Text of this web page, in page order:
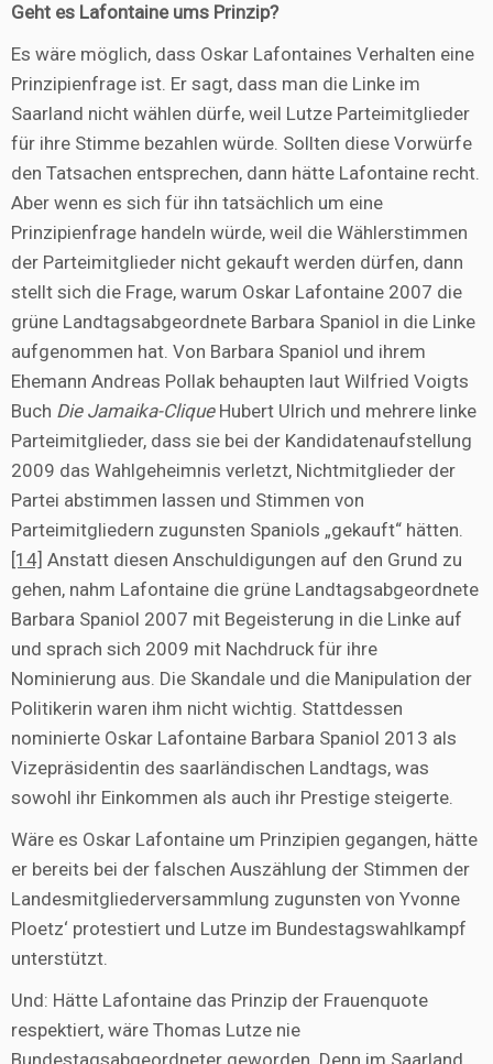
Geht es Lafontaine ums Prinzip?
Es wäre möglich, dass Oskar Lafontaines Verhalten eine
Prinzipienfrage ist. Er sagt, dass man die Linke im
Saarland nicht wählen dürfe, weil Lutze Parteimitglieder
für ihre Stimme bezahlen würde. Sollten diese Vorwürfe
den Tatsachen entsprechen, dann hätte Lafontaine recht.
Aber wenn es sich für ihn tatsächlich um eine
Prinzipienfrage handeln würde, weil die Wählerstimmen
der Parteimitglieder nicht gekauft werden dürfen, dann
stellt sich die Frage, warum Oskar Lafontaine 2007 die
grüne Landtagsabgeordnete Barbara Spaniol in die Linke
aufgenommen hat. Von Barbara Spaniol und ihrem
Ehemann Andreas Pollak behaupten laut Wilfried Voigts
Buch Die Jamaika-CliqueHubert Ulrich und mehrere linke
Parteimitglieder, dass sie bei der Kandidatenaufstellung
2009 das Wahlgeheimnis verletzt, Nichtmitglieder der
Partei abstimmen lassen und Stimmen von
Parteimitgliedern zugunsten Spaniols „gekauft“ hätten.
[14] Anstatt diesen Anschuldigungen auf den Grund zu
gehen, nahm Lafontaine die grüne Landtagsabgeordnete
Barbara Spaniol 2007 mit Begeisterung in die Linke auf
und sprach sich 2009 mit Nachdruck für ihre
Nominierung aus. Die Skandale und die Manipulation der
Politikerin waren ihm nicht wichtig. Stattdessen
nominierte Oskar Lafontaine Barbara Spaniol 2013 als
Vizepräsidentin des saarländischen Landtags, was
sowohl ihr Einkommen als auch ihr Prestige steigerte.
Wäre es Oskar Lafontaine um Prinzipien gegangen, hätte
er bereits bei der falschen Auszählung der Stimmen der
Landesmitgliederversammlung zugunsten von Yvonne
Ploetz‘ protestiert und Lutze im Bundestagswahlkampf
unterstützt.
Und: Hätte Lafontaine das Prinzip der Frauenquote
respektiert, wäre Thomas Lutze nie